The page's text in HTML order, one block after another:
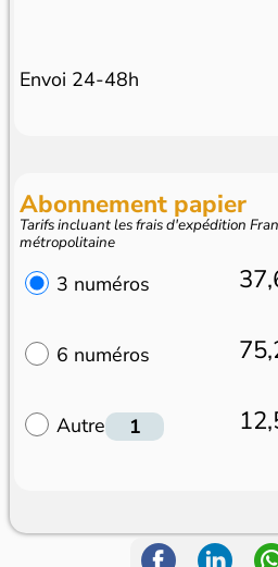
Envoi 24-48h
Abonnement papier
Tarifs incluant les frais d'expédition
métropolitaine
3 numéros
6 numéros
Autre